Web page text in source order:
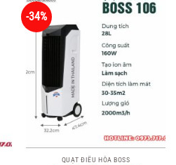
-34%
QUẠT ĐIỀU HÒA BOSS